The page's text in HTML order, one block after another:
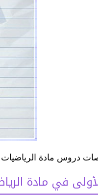
دروس مادة الرياضيات
في مادة